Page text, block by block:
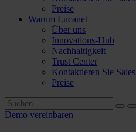
Preise
Warum Lucanet
Über uns
Innovations-Hub
Nachhaltigkeit
Trust Center
Kontaktieren Sie Sales
Preise
Demo vereinbaren